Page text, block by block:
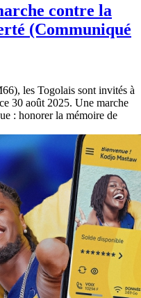
contre la
(Communiqué
les Togolais sont invités à
30 août 2025. Une marche
: honorer la mémoire de